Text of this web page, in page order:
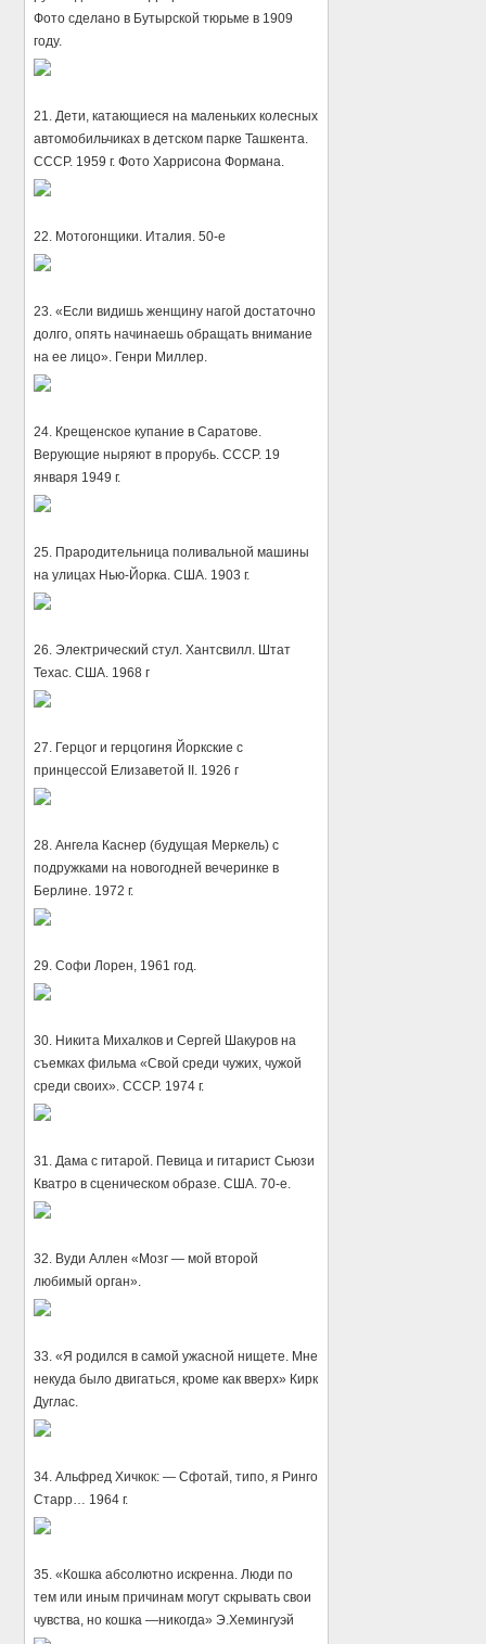
Фото сделано в Бутырской тюрьме в 1909
году.
21. Дети, катающиеся на маленьких колесных
автомобильчиках в детском парке Ташкента.
СССР. 1959 г. Фото Харрисона Формана.
22. Мотогонщики. Италия. 50-е
23. «Если видишь женщину нагой достаточно
долго, опять начинаешь обращать внимание
на ее лицо». Генри Миллер.
24. Крещенское купание в Саратове.
Верующие ныряют в прорубь. СССР. 19
января 1949 г.
25. Прародительница поливальной машины
на улицах Нью-Йорка. США. 1903 г.
26. Электрический стул. Хантсвилл. Штат
Техас. США. 1968 г
27. Герцог и герцогиня Йоркские с
принцессой Елизаветой II. 1926 г
28. Ангела Каснер (будущая Меркель) с
подружками на новогодней вечеринке в
Берлине. 1972 г.
29. Софи Лорен, 1961 год.
30. Никита Михалков и Сергей Шакуров на
съемках фильма «Свой среди чужих, чужой
среди своих». СССР. 1974 г.
31. Дама с гитарой. Певица и гитарист Сьюзи
Кватро в сценическом образе. США. 70-е.
32. Вуди Аллен «Мозг — мой второй
любимый орган».
33. «Я родился в самой ужасной нищете. Мне
некуда было двигаться, кроме как вверх» Кирк
Дуглас.
34. Альфред Хичкок: — Сфотай, типо, я Ринго
Старр… 1964 г.
35. «Кошка абсолютно искренна. Люди по
тем или иным причинам могут скрывать свои
чувства, но кошка —никогда» Э.Хемингуэй